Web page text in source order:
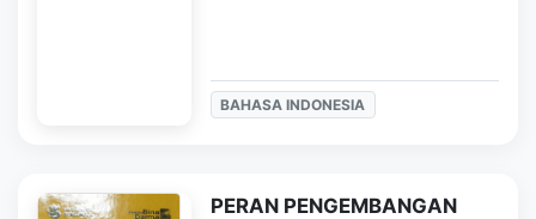
BAHASA INDONESIA
PERAN PENGEMBANGAN